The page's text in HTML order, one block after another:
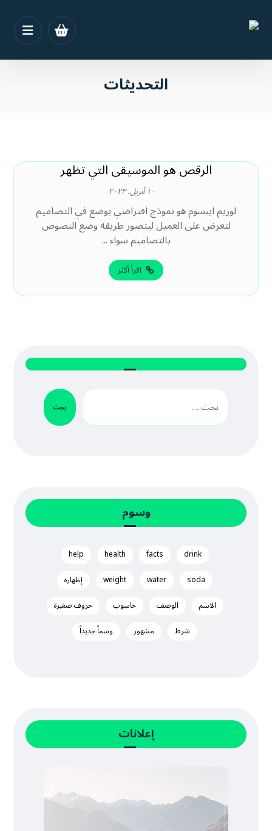
التحديثات
الرقص هو الموسيقى التي تظهر
١٠ أبريل، ٢٠٢٣
لوريم ايبسوم هو نموذج افتراضي يوضع في التصاميم
لتعرض على العميل ليتصور طريقه وضع النصوص
بالتصاميم سواء ...
اقرأ أكثر
بحث
وسوم
drink
facts
health
help
soda
water
weight
إظهاره
الاسم
الوصف حاسوب
حروف صغيرة
شرط
مشهور وسماً جديداً
إعلانات